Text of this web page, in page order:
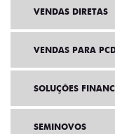
VENDAS DIRETAS
VENDAS PARA
SOLUÇÕES
SEMINOVOS